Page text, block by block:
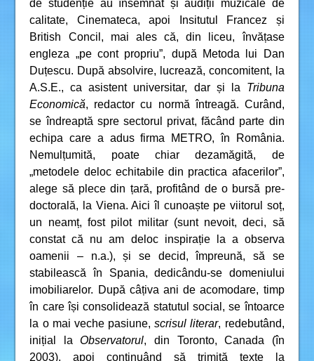
de studenție au însemnat și audiții muzicale de
calitate, Cinemateca, apoi Insitutul Francez și
British Concil, mai ales că, din liceu, învățase
engleza „pe cont propriu”, după Metoda lui Dan
Duțescu. După absolvire, lucrează, concomitent, la
A.S.E., ca asistent universitar, dar și la Tribuna
Economică, redactor cu normă întreagă. Curând,
se îndreaptă spre sectorul privat, făcând parte din
echipa care a adus firma METRO, în România.
Nemulțumită, poate chiar dezamăgită, de
„metodele deloc echitabile din practica afacerilor”,
alege să plece din țară, profitând de o bursă pre-
doctorală, la Viena. Aici îl cunoaște pe viitorul soț,
un neamț, fost pilot militar (sunt nevoit, deci, să
constat că nu am deloc inspirație la a observa
oamenii – n.a.), și se decid, împreună, să se
stabilească în Spania, dedicându-se domeniului
imobiliarelor. După câțiva ani de acomodare, timp
în care își consolidează statutul social, se întoarce
la o mai veche pasiune,scrisul literar, redebutând,
inițial laObservatorul, din Toronto, Canada (în
2003), apoi continuând să trimită texte la